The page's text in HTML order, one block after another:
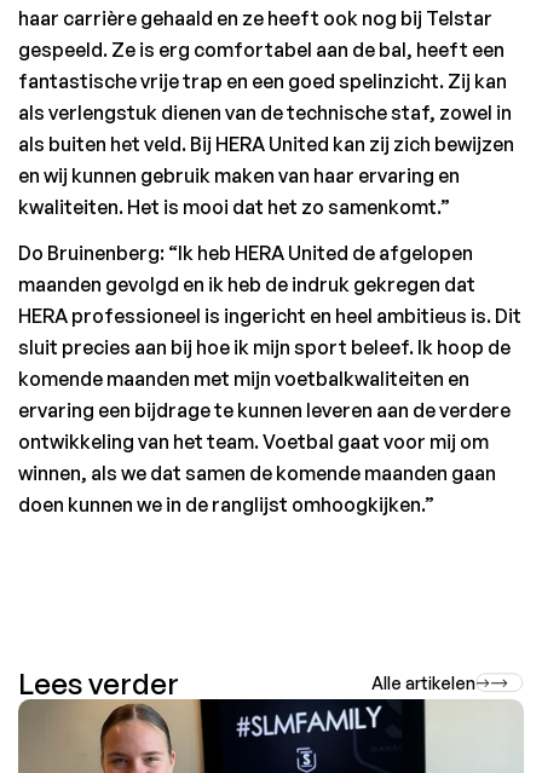
haar carrière gehaald en ze heeft ook nog bij Telstar
gespeeld. Ze is erg comfortabel aan de bal, heeft een
fantastische vrije trap en een goed spelinzicht. Zij kan
als verlengstuk dienen van de technische staf, zowel in
als buiten het veld. Bij HERA United kan zij zich bewijzen
en wij kunnen gebruik maken van haar ervaring en
kwaliteiten. Het is mooi dat het zo samenkomt.”
Do Bruinenberg: “Ik heb HERA United de afgelopen
maanden gevolgd en ik heb de indruk gekregen dat
HERA professioneel is ingericht en heel ambitieus is. Dit
sluit precies aan bij hoe ik mijn sport beleef. Ik hoop de
komende maanden met mijn voetbalkwaliteiten en
ervaring een bijdrage te kunnen leveren aan de verdere
ontwikkeling van het team. Voetbal gaat voor mij om
winnen, als we dat samen de komende maanden gaan
doen kunnen we in de ranglijst omhoogkijken.”
Lees verder Alle artikelen